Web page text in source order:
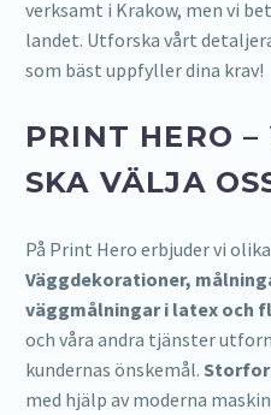
verksamt i Krakow, men vi
landet. Utforska vårt
som bäst uppfyller dina krav!
PRINT HERO –
SKA VÄLJA
På Print Hero erbjuder vi
Väggdekorationer,
väggmålningar i latex och
och våra andra tjänster
kundernas önskemål.
med hjälp av moderna